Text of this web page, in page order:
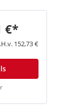
€*
152,73 €